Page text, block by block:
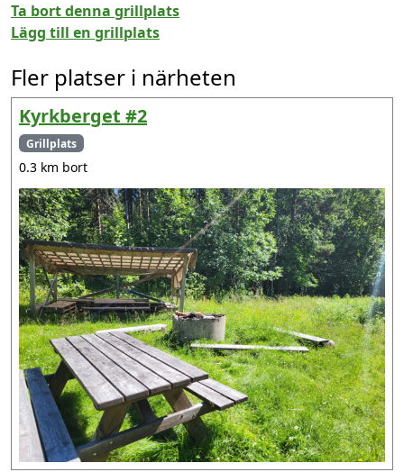
Ta bort denna grillplats
Lägg till en grillplats
Fler platser i närheten
Kyrkberget #2
Grillplats
0.3 km bort